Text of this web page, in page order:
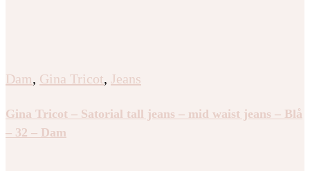
Dam, Gina Tricot, Jeans
Gina Tricot – Satorial tall jeans – mid waist jeans – Blå
– 32 – Dam